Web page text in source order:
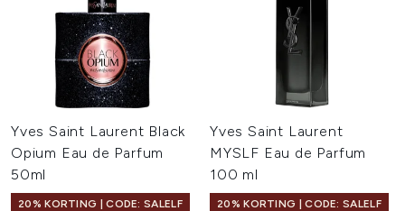
Yves Saint Laurent Black
Opium Eau de Parfum
50ml
20% KORTING | CODE: SALELF
Yves Saint Laurent
MYSLF Eau de Parfum
100 ml
20% KORTING | CODE: SALELF